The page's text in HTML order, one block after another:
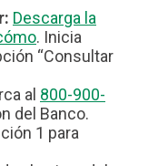
Descarga la
. Inicia
“Consultar
al 800-900-
del Banco.
1 para